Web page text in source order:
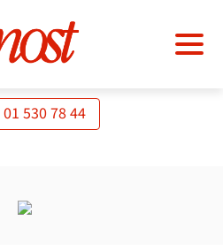
01 530 78 44